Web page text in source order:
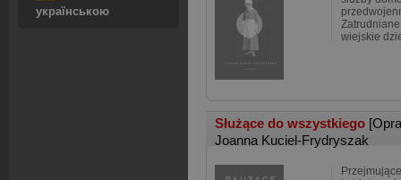
українською
wiejskie
Służące do wszystkiego
Joanna Kuciel-Frydryszak